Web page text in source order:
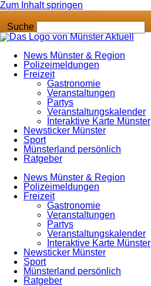
Zum Inhalt springen
Suche
News Münster & Region
Polizeimeldungen
Freizeit
Gastronomie
Veranstaltungen
Partys
Veranstaltungskalender
Interaktive Karte Münster
Newsticker Münster
Sport
Münsterland persönlich
Ratgeber
News Münster & Region
Polizeimeldungen
Freizeit
Gastronomie
Veranstaltungen
Partys
Veranstaltungskalender
Interaktive Karte Münster
Newsticker Münster
Sport
Münsterland persönlich
Ratgeber